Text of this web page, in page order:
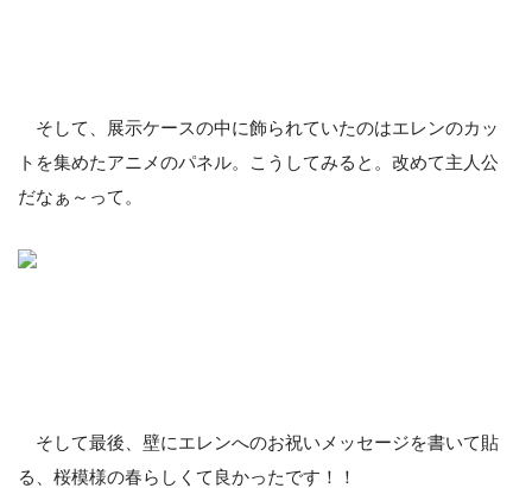
そして、展示ケースの中に飾られていたのはエレンのカッ
トを集めたアニメのパネル。こうしてみると。改めて主人公
だなぁ～って。
そして最後、壁にエレンへのお祝いメッセージを書いて貼
る、桜模様の春らしくて良かったです！！